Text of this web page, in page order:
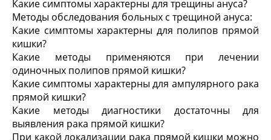
Какие симптомы характерны для трещины ануса?
Методы обследования больных с трещиной ануса:
Какие симптомы характерны для полипов прямой
кишки?
Какие методы применяются при лечении
одиночных полипов прямой кишки?
Какие симптомы характерны для ампулярного рака
прямой кишки?
Какие методы диагностики достаточны для
выявления рака прямой кишки?
При какой локализации рака прямой кишки можно